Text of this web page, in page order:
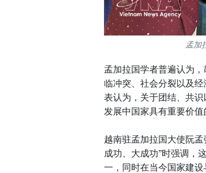
孟加
孟加拉国学者普遍认为
临冲突、社会分裂以及
表认为，关于团结、共
发展中国家具有重要价值
越南驻孟加拉国大使阮孟
成功、大成功”时强调，
一，同时在当今国家建设